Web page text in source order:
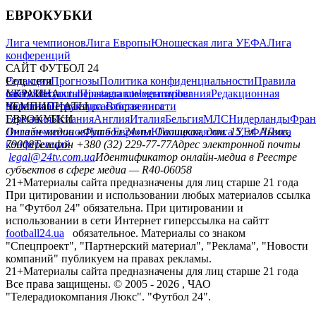
ЕВРОКУБКИ
Лига чемпионовЛига ЕвропыЮношеская лига УЕФАЛига
конференций
САЙТ ФУТБОЛ 24
РедакцияПрогнозыПолитика конфиденциальностиПравила
сайтуКонтактыПравила комментированияРедакционная
политикаСтруктура собственности
Соц. сети
facebookxyoutubeinstagramtelegramviber
УКРАИНА
УкраинаПервая лигаВторая лига
ЧЕМПИОНАТЫ
ГерманияИспанияАнглияИталияБельгияМЛСНидерланды
ЕВРОКУБКИ
Лига чемпионовЛига ЕвропыЮношеская лига УЕФАЛига
конференций
Онлайн-медиа «Футбол 24»пл. Галицкая, дом. 15, м. Львов,
79008Телефон +380 (32) 229-77-77Адрес электронной почты
legal@24tv.com.uaИдентификатор онлайн-медиа в Реестре
субъектов в сфере медиа — R40-06058
21+Материалы сайта предназначены для лиц старше 21 года
При цитировании и использовании любых материалов ссылка
на "Футбол 24" обязательна. При цитировании и
использовании в сети Интернет гиперссылка на сайтт
football24.ua
обязательное. Материалы со знаком
"Спецпроект", "Партнерский материал", "Реклама", "Новости
компаний" публикуем на правах рекламы.
21+Материалы сайта предназначены для лиц старше 21 года
Все права защищены. © 2005 - 2026 , ЧАО
"Телерадиокомпания Люкс". "Футбол 24".